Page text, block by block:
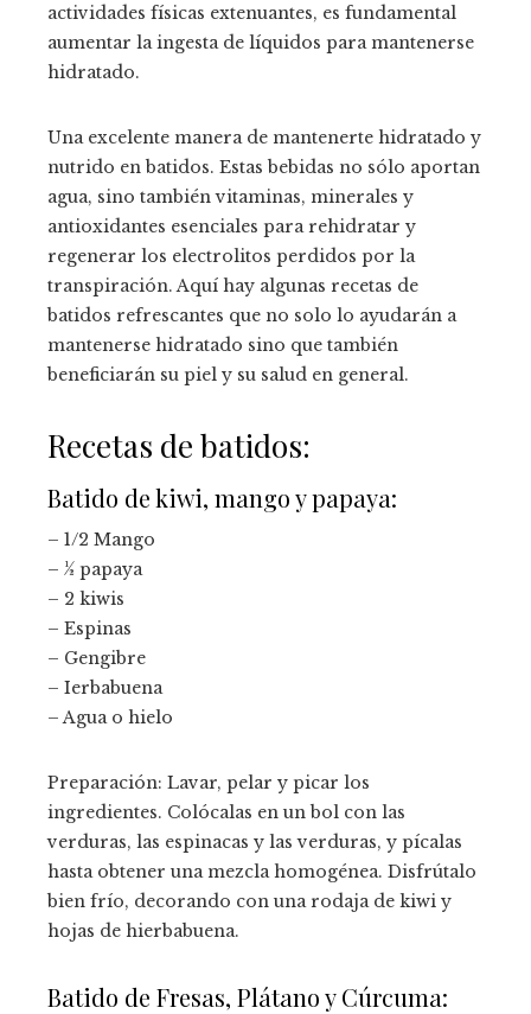
actividades físicas extenuantes, es fundamental
aumentar la ingesta de líquidos para mantenerse
hidratado.
Una excelente manera de mantenerte hidratado y
nutrido en batidos. Estas bebidas no sólo aportan
agua, sino también vitaminas, minerales y
antioxidantes esenciales para rehidratar y
regenerar los electrolitos perdidos por la
transpiración. Aquí hay algunas recetas de
batidos refrescantes que no solo lo ayudarán a
mantenerse hidratado sino que también
beneficiarán su piel y su salud en general.
Recetas de batidos:
Batido de kiwi, mango y papaya:
– 1/2 Mango
– ½ papaya
– 2 kiwis
– Espinas
– Gengibre
– Ierbabuena
– Agua o hielo
Preparación: Lavar, pelar y picar los
ingredientes. Colócalas en un bol con las
verduras, las espinacas y las verduras, y pícalas
hasta obtener una mezcla homogénea. Disfrútalo
bien frío, decorando con una rodaja de kiwi y
hojas de hierbabuena.
Batido de Fresas, Plátano y Cúrcuma: